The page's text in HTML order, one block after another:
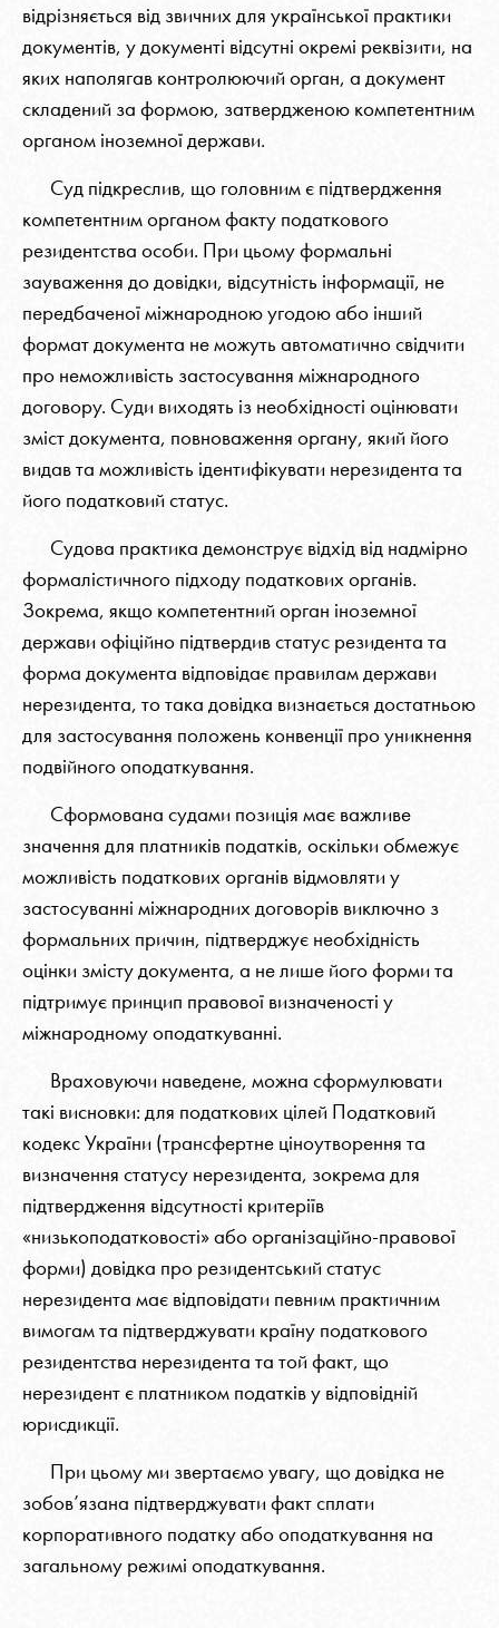
відрізняється від звичних для української практики
документів, у документі відсутні окремі реквізити, на
яких наполягав контролюючий орган, а документ
складений за формою, затвердженою компетентним
органом іноземної держави.
Суд підкреслив, що головним є підтвердження
компетентним органом факту податкового
резидентства особи. При цьому формальні
зауваження до довідки, відсутність інформації, не
передбаченої міжнародною угодою або інший
формат документа не можуть автоматично свідчити
про неможливість застосування міжнародного
договору. Суди виходять із необхідності оцінювати
зміст документа, повноваження органу, який його
видав та можливість ідентифікувати нерезидента та
його податковий статус.
Судова практика демонструє відхід від надмірно
формалістичного підходу податкових органів.
Зокрема, якщо компетентний орган іноземної
держави офіційно підтвердив статус резидента та
форма документа відповідає правилам держави
нерезидента, то така довідка визнається достатньою
для застосування положень конвенції про уникнення
подвійного оподаткування.
Сформована судами позиція має важливе
значення для платників податків, оскільки обмежує
можливість податкових органів відмовляти у
застосуванні міжнародних договорів виключно з
формальних причин, підтверджує необхідність
оцінки змісту документа, а не лише його форми та
підтримує принцип правової визначеності у
міжнародному оподаткуванні.
Враховуючи наведене, можна сформулювати
такі висновки: для податкових цілей Податковий
кодекс України (трансфертне ціноутворення та
визначення статусу нерезидента, зокрема для
підтвердження відсутності критеріїв
«низькоподатковості» або організаційно-правової
форми) довідка про резидентський статус
нерезидента має відповідати певним практичним
вимогам та підтверджувати країну податкового
резидентства нерезидента та той факт, що
нерезидент є платником податків у відповідній
юрисдикції.
При цьому ми звертаємо увагу, що довідка не
зобов’язана підтверджувати факт сплати
корпоративного податку або оподаткування на
загальному режимі оподаткування.